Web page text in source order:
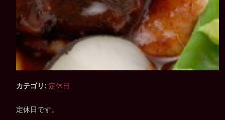
カテゴリ: 定休日
定休日です。